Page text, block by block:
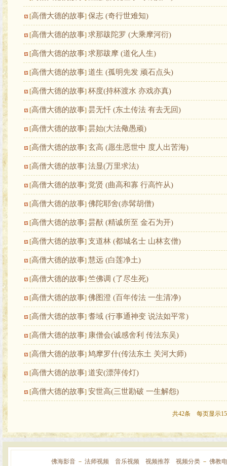
[高僧大德的故事] 保志 (奇行世难知)
[高僧大德的故事] 求那跋陀罗 (大乘摩河衍)
[高僧大德的故事] 求那跋摩 (道化人生)
[高僧大德的故事] 道生 (孤明先发 顽石点头)
[高僧大德的故事] 杯度(持杯渡水 亦戏亦真)
[高僧大德的故事] 昙无忏 (东土传法 有去无回)
[高僧大德的故事] 昙始(大法儆愚顽)
[高僧大德的故事] 玄高 (愿生恶世中 度人出苦海)
[高僧大德的故事] 法显(万里求法)
[高僧大德的故事] 觉贤 (曲高和寡 行高忤从)
[高僧大德的故事] 佛陀耶舍(赤髯胡僧)
[高僧大德的故事] 昙猷 (精诚所至 金石为开)
[高僧大德的故事] 支道林 (都城名士 山林玄僧)
[高僧大德的故事] 慧远 (白莲净土)
[高僧大德的故事] 竺佛调 (了尽生死)
[高僧大德的故事] 佛图澄 (百年传法 一生清净)
[高僧大德的故事] 耆域 (行事通神变 说法如平常)
[高僧大德的故事] 康僧会(诚感舍利 传法东吴)
[高僧大德的故事] 鸠摩罗什(传法东土 关河大师)
[高僧大德的故事] 道安(漂萍传灯)
[高僧大德的故事] 安世高(三世勘破 一生解怨)
共42条 每页显示
佛海影音 － 法师视频 音乐视频 视频推荐 视频分类 － 佛教